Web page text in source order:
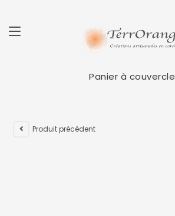
Panier à couvercle
Produit précédent